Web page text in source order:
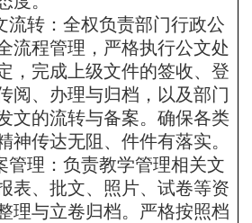
流转：全权负责部门行政公
流程管理，严格执行公文处
，完成上级文件的签收、登
阅、办理与归档，以及部门
文的流转与备案。确保各类
神传达无阻、件件有落实。
管理：负责教学管理相关文
表、批文、照片、试卷等资
理与立卷归档。严格按照档